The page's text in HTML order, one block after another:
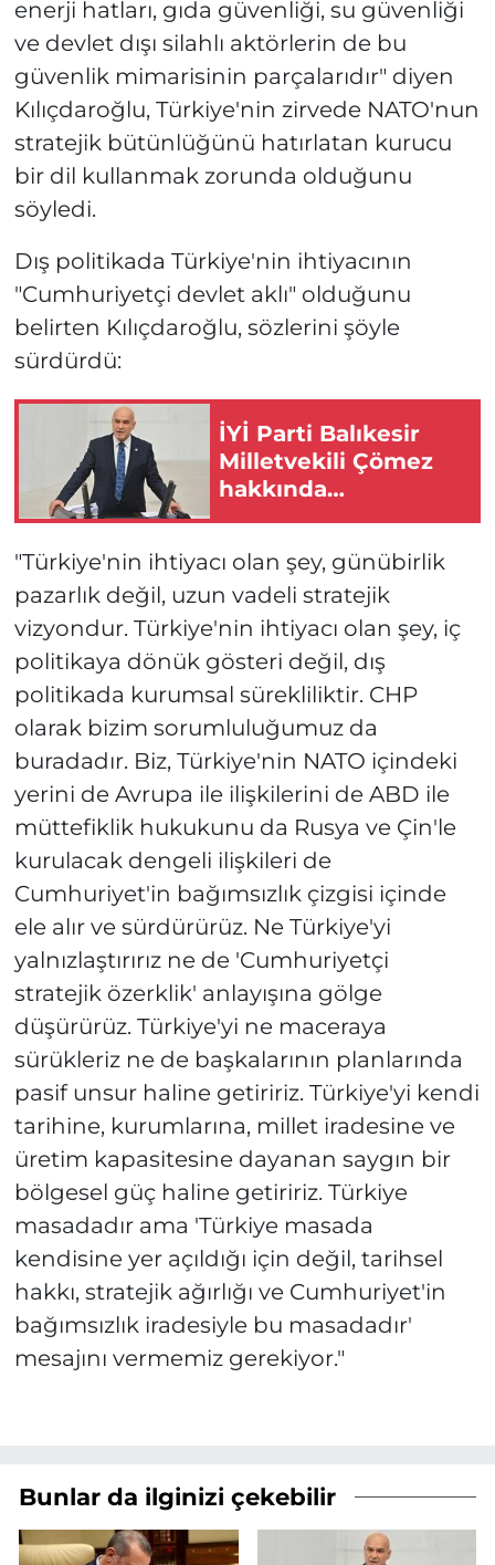
enerji hatları, gıda güvenliği, su güvenliği
ve devlet dışı silahlı aktörlerin de bu
güvenlik mimarisinin parçalarıdır" diyen
Kılıçdaroğlu, Türkiye'nin zirvede NATO'nun
stratejik bütünlüğünü hatırlatan kurucu
bir dil kullanmak zorunda olduğunu
söyledi.
Dış politikada Türkiye'nin ihtiyacının
"Cumhuriyetçi devlet aklı" olduğunu
belirten Kılıçdaroğlu, sözlerini şöyle
sürdürdü:
İYİ Parti Balıkesir
Milletvekili Çömez
hakkında
"Türkiye'nin ihtiyacı olan şey, günübirlik
pazarlık değil, uzun vadeli stratejik
vizyondur. Türkiye'nin ihtiyacı olan şey, iç
politikaya dönük gösteri değil, dış
politikada kurumsal sürekliliktir. CHP
olarak bizim sorumluluğumuz da
buradadır. Biz, Türkiye'nin NATO içindeki
yerini de Avrupa ile ilişkilerini de ABD ile
müttefiklik hukukunu da Rusya ve Çin'le
kurulacak dengeli ilişkileri de
Cumhuriyet'in bağımsızlık çizgisi içinde
ele alır ve sürdürürüz. Ne Türkiye'yi
yalnızlaştırırız ne de 'Cumhuriyetçi
stratejik özerklik' anlayışına gölge
düşürürüz. Türkiye'yi ne maceraya
sürükleriz ne de başkalarının planlarında
pasif unsur haline getiririz. Türkiye'yi kendi
tarihine, kurumlarına, millet iradesine ve
üretim kapasitesine dayanan saygın bir
bölgesel güç haline getiririz. Türkiye
masadadır ama 'Türkiye masada
kendisine yer açıldığı için değil, tarihsel
hakkı, stratejik ağırlığı ve Cumhuriyet'in
bağımsızlık iradesiyle bu masadadır'
mesajını vermemiz gerekiyor."
Bunlar da ilginizi çekebilir